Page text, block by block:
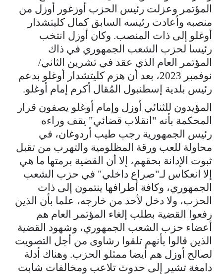
المؤتمر وعزلت رئيس الحزب أوزغور أوزل من
منصبه وأعادت رئيسه السابق كمال كليتشدار
أوغلو إلى ذات المنصب. وكان أوزل انتخب
رئيسا لحزب الشعب الجمهوري في ذاك
المؤتمر العام الذي عقد في تشرين الثاني/
نوفمبر 2023، بعد أن هزم كليتشدار أوغلو بدعم
رئيس بلدية إسطنبول المُقال أكرم إمام أوغلو.
المؤيدون للثنائي أوزل وإمام أوغلو يصفون قرار
المحكمة بأنه "انقلاب قضائي" يقف وراءه
رئيس الجمهورية رجب طيب أردوغان، في
محاولة للعب ورقة المظلومية والتهرب من تقبل
ثبوت الإدانة بحقهم، إلا أن القضية برمتها ما هي
إلا انعكاس لـ"صراع داخلي" في حزب الشعب
الجمهوري، وكافة أطرافها ينتمون إلى ذات
الحزب، ولا دخل لأحد من خارجه، علما بأن الذين
رفعوا القضية بطلب إلغاء المؤتمر العام هم
أعضاء حزب الشعب الجمهوري، وشهود القضية
الذين قالوا بأنهم تلقوا رشاوى من أجل التصويت
لصالح أوزل هم أيضا ممثلو الحزب. وهناك أدلة
دامغة تشير إلى حدوث تلاعب ومخالفات شابت